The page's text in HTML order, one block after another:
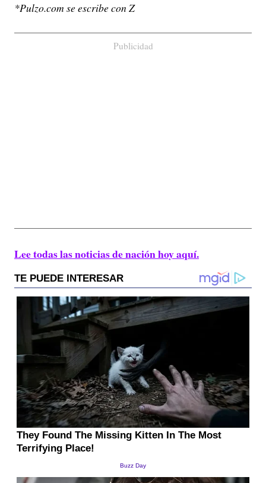
*Pulzo.com se escribe con Z
Publicidad
Lee todas las noticias de nación hoy aquí.